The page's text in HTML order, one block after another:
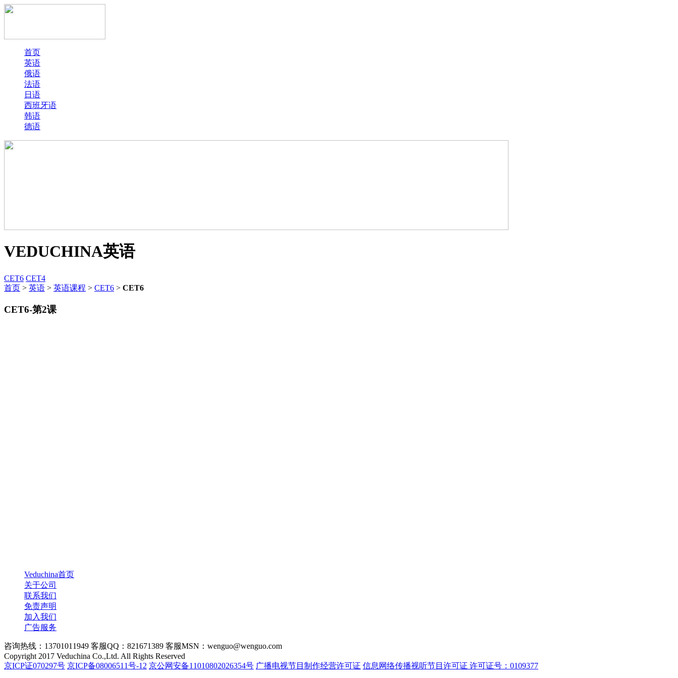
首页
英语
俄语
法语
日语
西班牙语
韩语
德语
VEDUCHINA英语
CET6 CET4
首页 > 英语 > 英语课程 > CET6 > CET6
CET6-第2课
Veduchina首页
关于公司
联系我们
免责声明
加入我们
广告服务
咨询热线：13701011949 客服QQ：821671389 客服MSN：wenguo@wenguo.com
Copyright 2017 Veduchina Co.,Ltd. All Rights Reserved
京ICP证070297号 京ICP备08006511号-12 京公网安备11010802026354号 广播电视节目制作经营许可证 信息网络传播视听节目许可证 许可证号：0109377